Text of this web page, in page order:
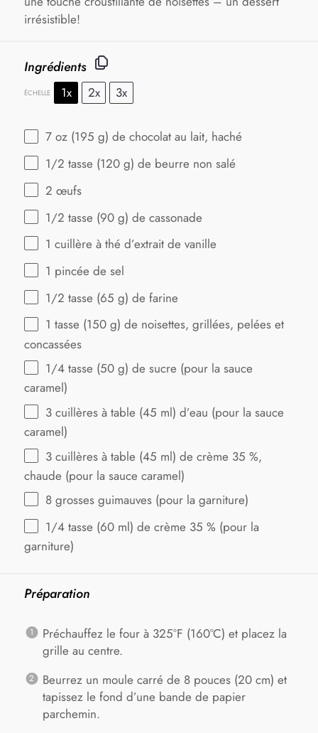
irrésistible!
Ingrédients
ÉCHELLE 1x 2x 3x
7 oz (195 g) de chocolat au lait, haché
1/2 tasse (120 g) de beurre non salé
2 œufs
1/2 tasse (90 g) de cassonade
1 cuillère à thé d’extrait de vanille
1 pincée de sel
1/2 tasse (65 g) de farine
1 tasse (150 g) de noisettes, grillées, pelées et
concassées
1/4 tasse (50 g) de sucre (pour la sauce
caramel)
3 cuillères à table (45 ml) d’eau (pour la sauce
caramel)
3 cuillères à table (45 ml) de crème 35 %,
chaude (pour la sauce caramel)
8 grosses guimauves (pour la garniture)
1/4 tasse (60 ml) de crème 35 % (pour la
garniture)
Préparation
Préchauffez le four à 325°F (160°C) et placez la
grille au centre.
Beurrez un moule carré de 8 pouces (20 cm) et
tapissez le fond d’une bande de papier
parchemin.